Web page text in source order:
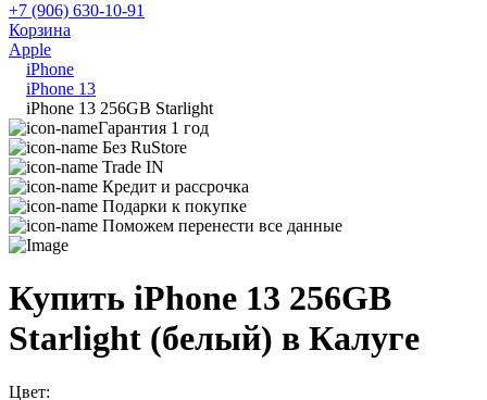
+7 (906) 630-10-91
Корзина
Apple
iPhone
iPhone 13
iPhone 13 256GB Starlight
Гарантия 1 год
Без RuStore
Trade IN
Кредит и рассрочка
Подарки к покупке
Поможем перенести все данные
Купить iPhone 13 256GB
Starlight (белый) в Калуге
Цвет: